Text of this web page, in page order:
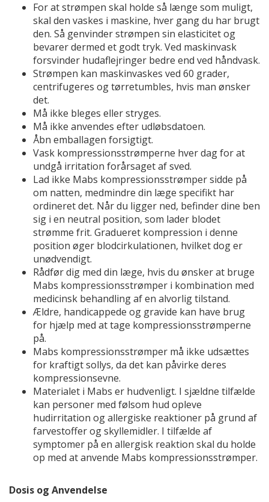
For at strømpen skal holde så længe som muligt,
skal den vaskes i maskine, hver gang du har brugt
den. Så genvinder strømpen sin elasticitet og
bevarer dermed et godt tryk. Ved maskinvask
forsvinder hudaflejringer bedre end ved håndvask.
Strømpen kan maskinvaskes ved 60 grader,
centrifugeres og tørretumbles, hvis man ønsker
det.
Må ikke bleges eller stryges.
Må ikke anvendes efter udløbsdatoen.
Åbn emballagen forsigtigt.
Vask kompressionsstrømperne hver dag for at
undgå irritation forårsaget af sved.
Lad ikke Mabs kompressionsstrømper sidde på
om natten, medmindre din læge specifikt har
ordineret det. Når du ligger ned, befinder dine ben
sig i en neutral position, som lader blodet
strømme frit. Gradueret kompression i denne
position øger blodcirkulationen, hvilket dog er
unødvendigt.
Rådfør dig med din læge, hvis du ønsker at bruge
Mabs kompressionsstrømper i kombination med
medicinsk behandling af en alvorlig tilstand.
Ældre, handicappede og gravide kan have brug
for hjælp med at tage kompressionsstrømperne
på.
Mabs kompressionsstrømper må ikke udsættes
for kraftigt sollys, da det kan påvirke deres
kompressionsevne.
Materialet i Mabs er hudvenligt. I sjældne tilfælde
kan personer med følsom hud opleve
hudirritation og allergiske reaktioner på grund af
farvestoffer og skyllemidler. I tilfælde af
symptomer på en allergisk reaktion skal du holde
op med at anvende Mabs kompressionsstrømper.
Dosis og Anvendelse